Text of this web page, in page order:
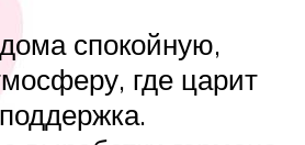
спокойную,
где царит